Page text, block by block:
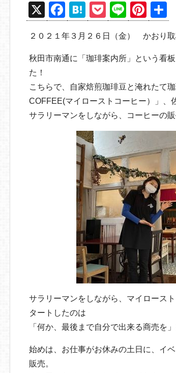
X
F
a
c
e
o
o
k
H
at
e
n
P
o
ck
et
Li
n
e
Pi
nt
er
e
有
２０２１年３月２６日（金） かおり
秋田市南通に「珈琲案内所」という看
た！
こちらで、自家焙煎珈琲豆と淹れたて
COFFEE(マイローストコーヒー）」、
サラリーマンをしながら、コーヒーの
サラリーマンをしながら、マイロース
タートしたのは
「何か、最後まで自分で出来る商売を
始めは、お仕事がお休みの土日に、イ
販売。